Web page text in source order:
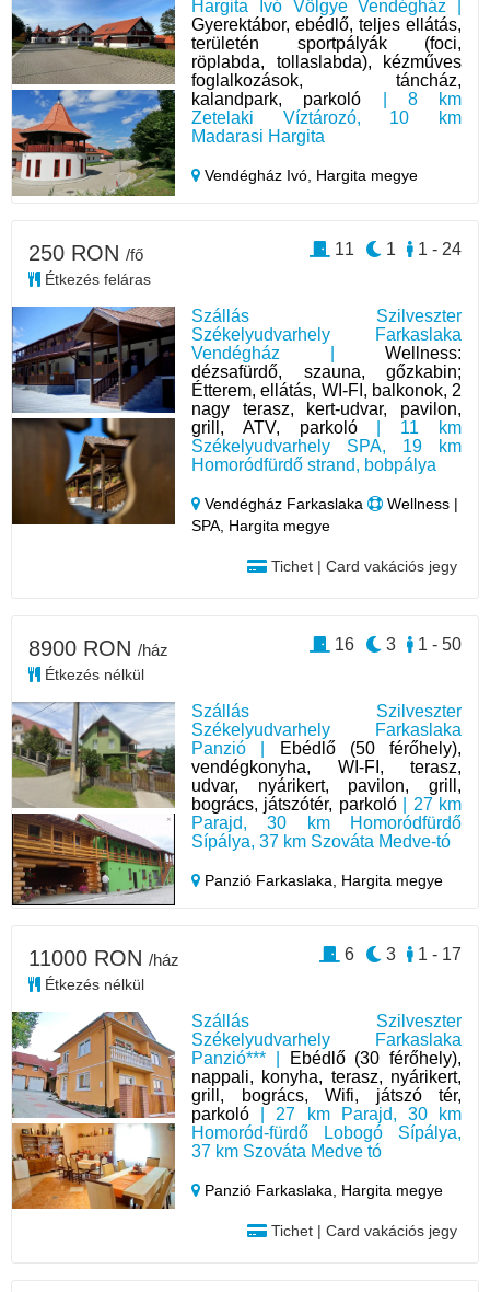
Hargita Ivó Völgye Vendégház |
Gyerektábor, ebédlő, teljes ellátás,
területén sportpályák (foci,
röplabda, tollaslabda), kézműves
foglalkozások, táncház,
kalandpark, parkoló | 8 km
Zetelaki Víztározó, 10 km
Madarasi Hargita
Vendégház Ivó, Hargita megye
Szállás Szilveszter
Székelyudvarhely Farkaslaka
Vendégház | Wellness:
dézsafürdő, szauna, gőzkabin;
Étterem, ellátás, WI-FI, balkonok, 2
nagy terasz, kert-udvar, pavilon,
grill, ATV, parkoló| 11 km
Székelyudvarhely SPA, 19 km
Homoródfürdő strand, bobpálya
Vendégház Farkaslaka
Wellness |
SPA, Hargita megye
Tichet | Card vakációs jegy
250 RON /fő
Étkezés feláras
1 - 24
1
11
Szállás Szilveszter
Székelyudvarhely Farkaslaka
Panzió |
Ebédlő (50 férőhely),
vendégkonyha, WI-FI, terasz,
udvar, nyárikert, pavilon, grill,
bogrács, játszótér, parkoló| 27 km
Parajd, 30 km Homoródfürdő
Sípálya, 37 km Szováta Medve-tó
Panzió Farkaslaka, Hargita megye
8900 RON /ház
Étkezés nélkül
1 - 50
3
16
Szállás Szilveszter
Székelyudvarhely Farkaslaka
Panzió*** |
Ebédlő (30 férőhely),
nappali, konyha, terasz, nyárikert,
grill, bogrács, Wifi, játszó tér,
parkoló | 27 km Parajd, 30 km
Homoród-fürdő Lobogó Sípálya,
37 km Szováta Medve tó
Panzió Farkaslaka, Hargita megye
Tichet | Card vakációs jegy
11000 RON /ház
Étkezés nélkül
1 - 17
3
6